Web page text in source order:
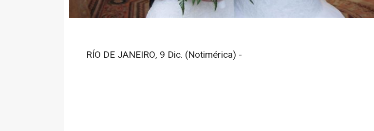
RÍO DE JANEIRO, 9 Dic. (Notimérica) -